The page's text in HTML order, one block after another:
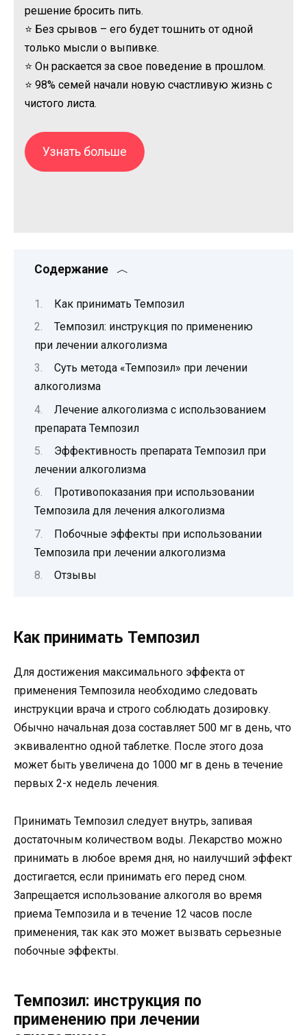
решение бросить пить.
⭐ Без срывов – его будет тошнить от одной
только мысли о выпивке.
⭐ Он раскается за свое поведение в прошлом.
⭐ 98% семей начали новую счастливую жизнь с
чистого листа.
Узнать больше
Содержание
Как принимать Темпозил
Темпозил: инструкция по применению
при лечении алкоголизма
Суть метода «Темпозил» при лечении
алкоголизма
Лечение алкоголизма с использованием
препарата Темпозил
Эффективность препарата Темпозил при
лечении алкоголизма
Противопоказания при использовании
Темпозила для лечения алкоголизма
Побочные эффекты при использовании
Темпозила при лечении алкоголизма
Отзывы
Как принимать Темпозил
Для достижения максимального эффекта от
применения Темпозила необходимо следовать
инструкции врача и строго соблюдать дозировку.
Обычно начальная доза составляет 500 мг в день, что
эквивалентно одной таблетке. После этого доза
может быть увеличена до 1000 мг в день в течение
первых 2-х недель лечения.
Принимать Темпозил следует внутрь, запивая
достаточным количеством воды. Лекарство можно
принимать в любое время дня, но наилучший эффект
достигается, если принимать его перед сном.
Запрещается использование алкоголя во время
приема Темпозила и в течение 12 часов после
применения, так как это может вызвать серьезные
побочные эффекты.
Темпозил: инструкция по
применению при лечении